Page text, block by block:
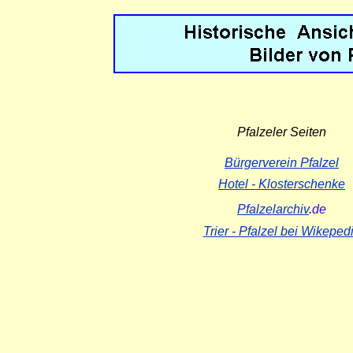
Pfalzeler Seiten
Bürgerverein Pfalzel
Hotel - Klosterschenke
Pfalzelarchiv.de
Trier - Pfalzel bei